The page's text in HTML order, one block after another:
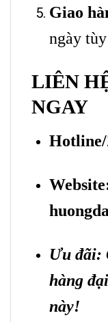
Giao
ngày
LIÊN
NGAY
Ưu đãi:
hàng
này!